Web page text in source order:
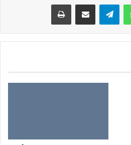
واتساب